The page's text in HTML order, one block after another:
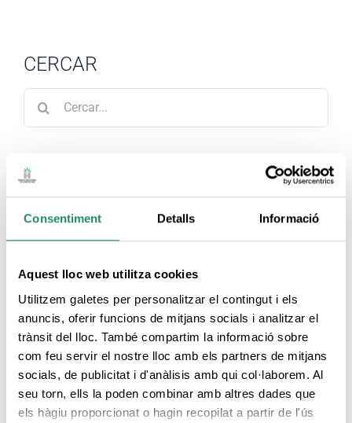
Consentiment Detalls Informació
Aquest lloc web utilitza cookies
Utilitzem galetes per personalitzar el contingut i els
anuncis, oferir funcions de mitjans socials i analitzar el
trànsit del lloc. També compartim la informació sobre
com feu servir el nostre lloc amb els partners de mitjans
socials, de publicitat i d'anàlisis amb qui col·laborem. Al
seu torn, ells la poden combinar amb altres dades que
els hàgiu proporcionat o hagin recopilat a partir de l'ús
CERCAR
ENTRADES RECENTS
“Memorias del pasado”: Quina gran visita guiada a
Lloret de Mar!